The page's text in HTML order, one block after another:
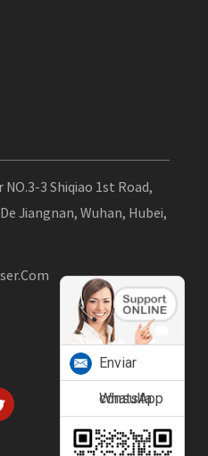
3 Shiqiao 1st Road,
Jiangnan, Wuhan, Hubei,
Enviar
consulta
WhatsApp